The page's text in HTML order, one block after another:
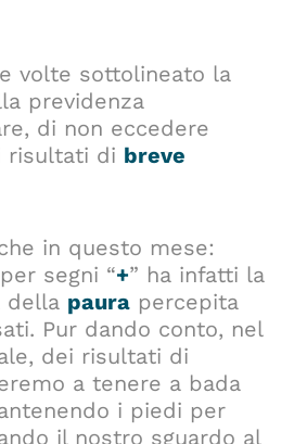
volte sottolineato la
previdenza
di non eccedere
risultati di breve
in questo mese:
per segni “+” ha infatti la
della paura percepita
Pur dando conto, nel
dei risultati di
a tenere a bada
i piedi per
il nostro sguardo al